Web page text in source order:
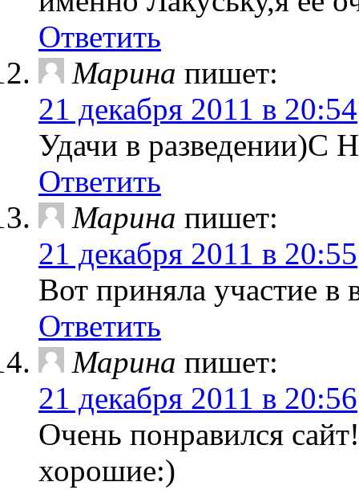
Ответить
Марина пишет:
21 декабря 2011 в 20:54
Удачи в разведении)С
Ответить
Марина пишет:
21 декабря 2011 в 20:55
Вот приняла участие
Ответить
Марина пишет:
21 декабря 2011 в 20:56
Очень понравился
хорошие:)